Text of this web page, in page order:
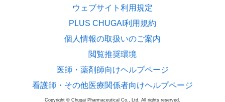
ウェブサイト利用規定
PLUS CHUGAI利用規約
個人情報の取扱いのご案内
閲覧推奨環境
医師・薬剤師向けヘルプページ
看護師・その他医療関係者向けヘルプページ
Copyright © Chugai Pharmaceutical Co., Ltd. All rights reserved.